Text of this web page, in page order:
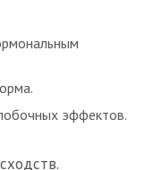
эффектов.